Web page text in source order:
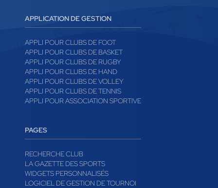
APPLICATION DE GESTION
APPLI POUR CLUBS DE FOOT
APPLI POUR CLUBS DE BASKET
APPLI POUR CLUBS DE RUGBY
APPLI POUR CLUBS DE HAND
APPLI POUR CLUBS DE VOLLEY
APPLI POUR CLUBS DE TENNIS
APPLI POUR ASSOCIATION SPORTIVE
PAGES
RECHERCHE CLUB
LA GAZETTE DES SPORTS
WIDGETS PERSONNALISÉS
LOGICIEL DE GESTION DE TOURNOI